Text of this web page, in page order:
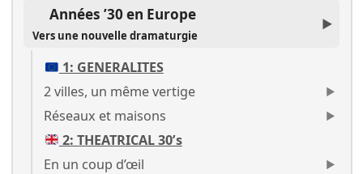
Années ’30 en Europe
Vers une nouvelle dramaturgie
1: GENERALITES
2 villes, un même vertige
Réseaux et maisons
2: THEATRICAL 30’s
En un coup d’œil